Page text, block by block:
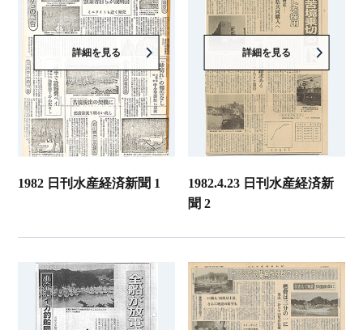
詳細を見る
1982 日刊水産経済新聞 1
詳細を見る
1982.4.23 日刊水産経済新
聞 2